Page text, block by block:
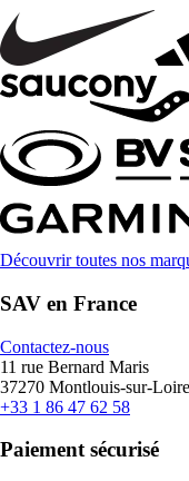
Découvrir toutes nos
SAV en France
Contactez-nous
11 rue Bernard Maris
37270 Montlouis-sur-
+33 1 86 47 62 58
Paiement sécurisé